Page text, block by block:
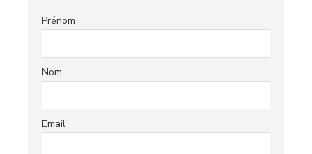
Prénom
Nom
Email